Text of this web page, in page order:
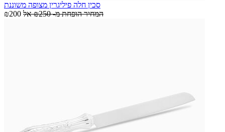
סכין חלה פיליגרין מצופה משוננת
₪200
המחיר הופחת מ-₪250 אל